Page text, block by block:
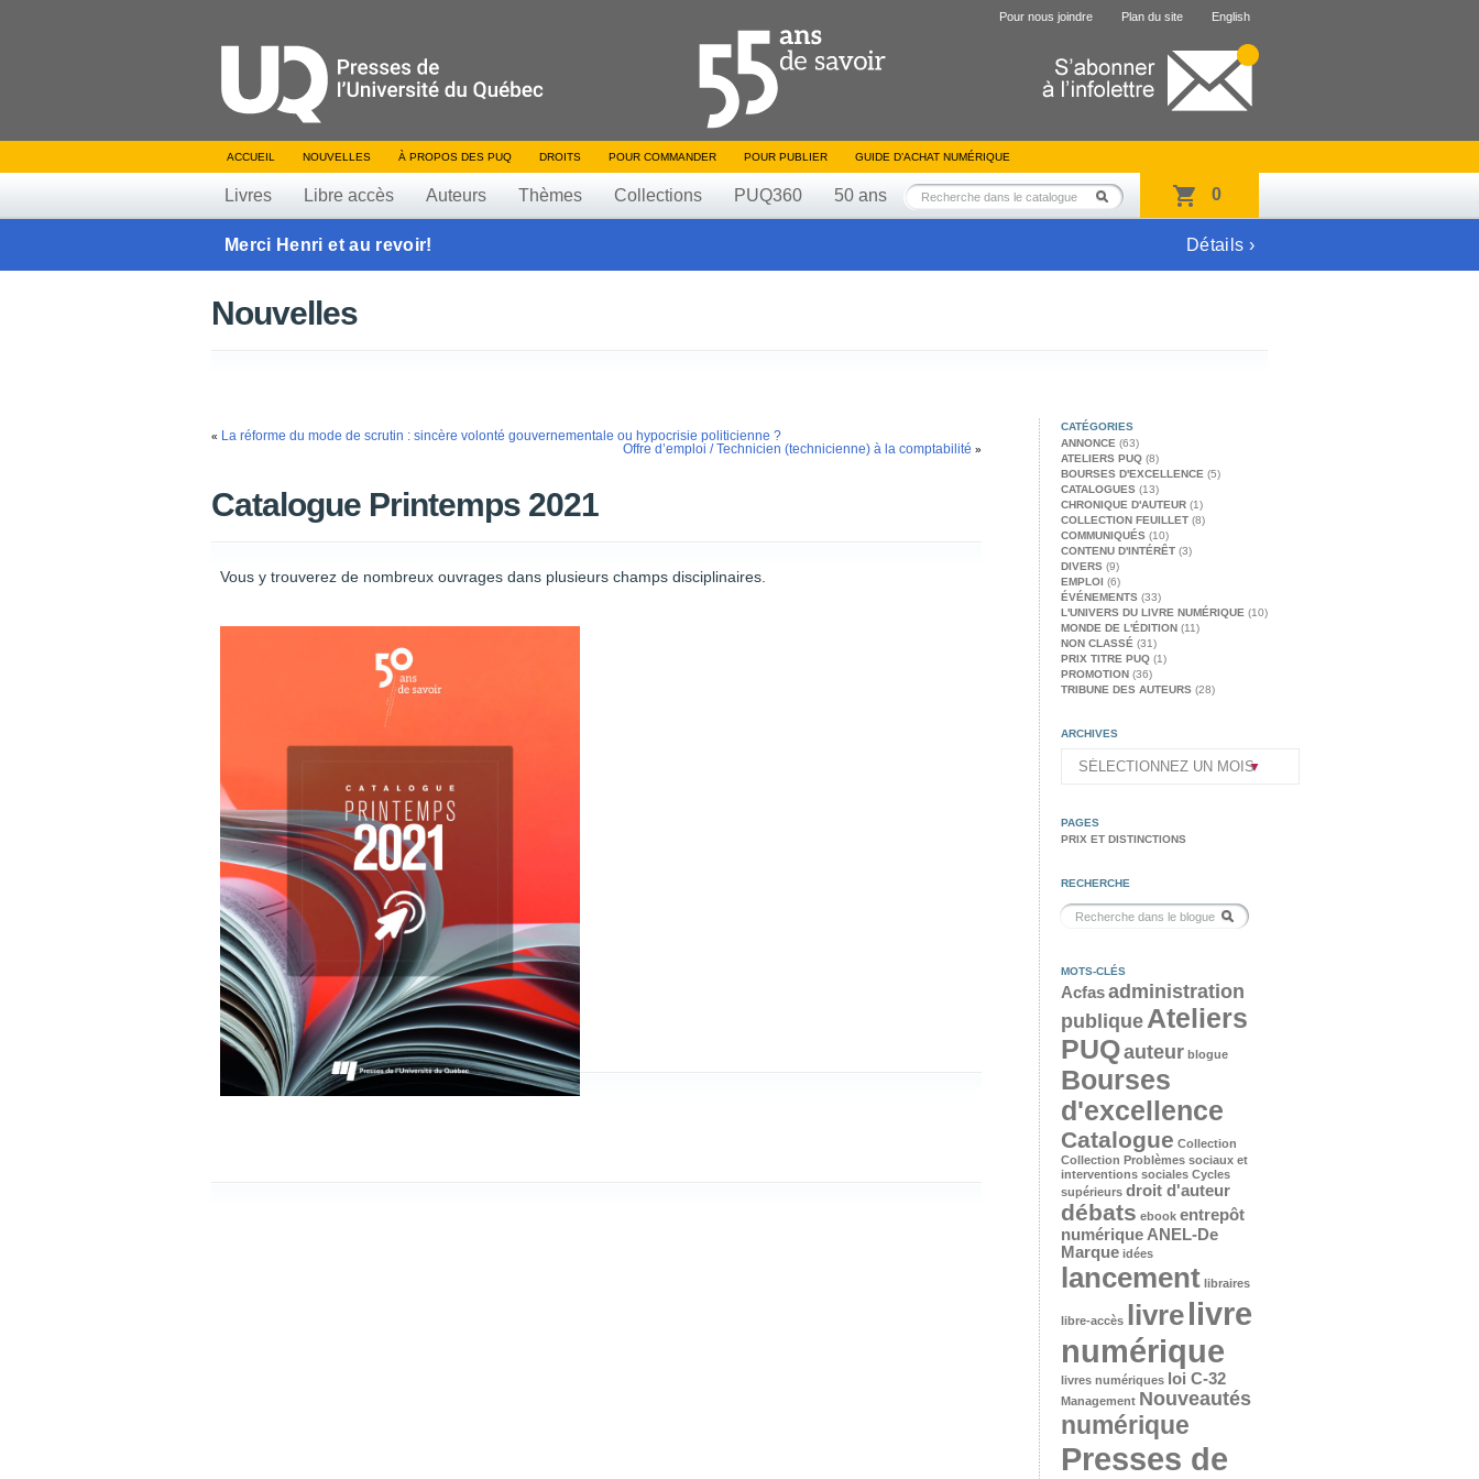
Pour nous joindre Plan du site English
ACCUEIL NOUVELLES À PROPOS DES PUQ DROITS POUR COMMANDER POUR PUBLIER GUIDE D’ACHAT NUMÉRIQUE
Livres Libre accès Auteurs Thèmes Collections PUQ360 50 ans 0
Merci Henri et au revoir! Détails ›
Nouvelles
« La réforme du mode de scrutin : sincère volonté gouvernementale ou hypocrisie politicienne ?
Offre d’emploi / Technicien (technicienne) à la comptabilité »
Catalogue Printemps 2021
Vous y trouverez de nombreux ouvrages dans plusieurs champs disciplinaires.
CATÉGORIES
ANNONCE (63)
ATELIERS PUQ (8)
BOURSES D'EXCELLENCE (5)
CATALOGUES (13)
CHRONIQUE D'AUTEUR (1)
COLLECTION FEUILLET (8)
COMMUNIQUÉS (10)
CONTENU D'INTÉRÊT (3)
DIVERS (9)
EMPLOI (6)
ÉVÉNEMENTS (33)
L'UNIVERS DU LIVRE NUMÉRIQUE (10)
MONDE DE L'ÉDITION (11)
NON CLASSÉ (31)
PRIX TITRE PUQ (1)
PROMOTION (36)
TRIBUNE DES AUTEURS (28)
ARCHIVES
PAGES
PRIX ET DISTINCTIONS
RECHERCHE
MOTS-CLÉS
Acfasadministration
publique Ateliers
PUQauteur blogue
Bourses
d'excellence
Catalogue Collection
Collection Problèmes sociaux et
interventions sociales Cycles
supérieurs droit d'auteur
débats ebook entrepôt
numérique ANEL-De
Marque idées
lancement libraires
libre-accès livrelivre
numérique
livres numériques loi C-32
Management Nouveautés
numérique
Presses de